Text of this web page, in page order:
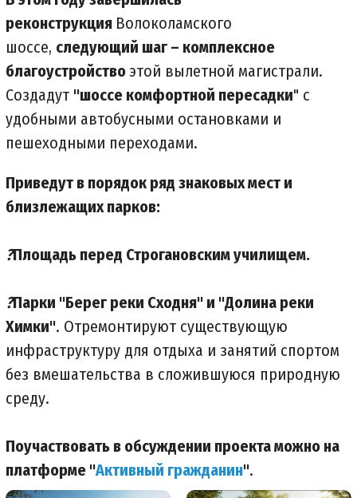
реконструкция Волоколамского
шоссе, следующий шаг – комплексное
благоустройствоэтой вылетной магистрали.
Создадут "шоссе комфортной пересадки" с
удобными автобусными остановками и
пешеходными переходами.
Приведут в порядок ряд знаковых мест и
близлежащих парков:
?Площадь перед Строгановским училищем.
?Парки "Берег реки Сходня" и "Долина реки
Химки". Отремонтируют существующую
инфраструктуру для отдыха и занятий спортом
без вмешательства в сложившуюся природную
среду.
Поучаствовать в обсуждении проекта можно на
платформе "Активный гражданин".